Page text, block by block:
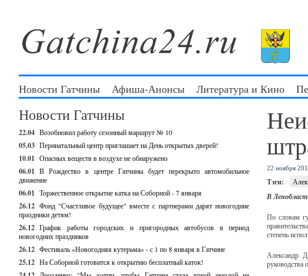
Новости Гатчины Афиша-Анонсы Литература и Кино
Новости Гатчины
22.04 Возобновил работу сезонный маршрут № 10
05.03 Перинатальный центр приглашает на День открытых дверей!
10.01 Опасных веществ в воздухе не обнаружено
06.01 В Рождество в центре Гатчины будет перекрыто автомобильное
движение
06.01 Торжественное открытие катка на Соборной - 7 января
26.12 Фонд "Счастливое будущее" вместе с партнерами дарят новогодние
праздники детям!
26.12 График работы городских и пригородных автобусов в период
новогодних праздников
26.12 Фестиваль «Новогодняя кутерьма» - с 1 по 8 января в Гатчине
25.12 На Соборной готовится к открытию бесплатный каток!
22 ноября
Тэги:
В
По словам
степень
Александр
руководства